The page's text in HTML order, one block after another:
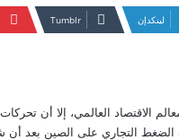
لينكدإن
الاقتصاد العالمي، إلا أن
الضغط التجاري على الصين بعد